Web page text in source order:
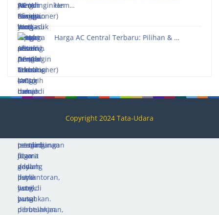
Hem…
Harga AC Central Terbaru: Pilihan & …
Copyright 2024 Tata-Udara